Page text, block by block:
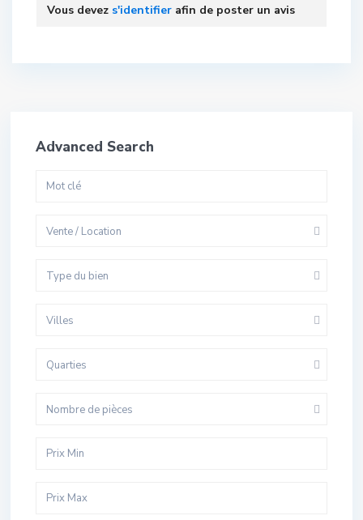
Vous devez s'identifier afin de poster un avis
Advanced Search
Vente / Location
Type du bien
Villes
Quarties
Nombre de pièces